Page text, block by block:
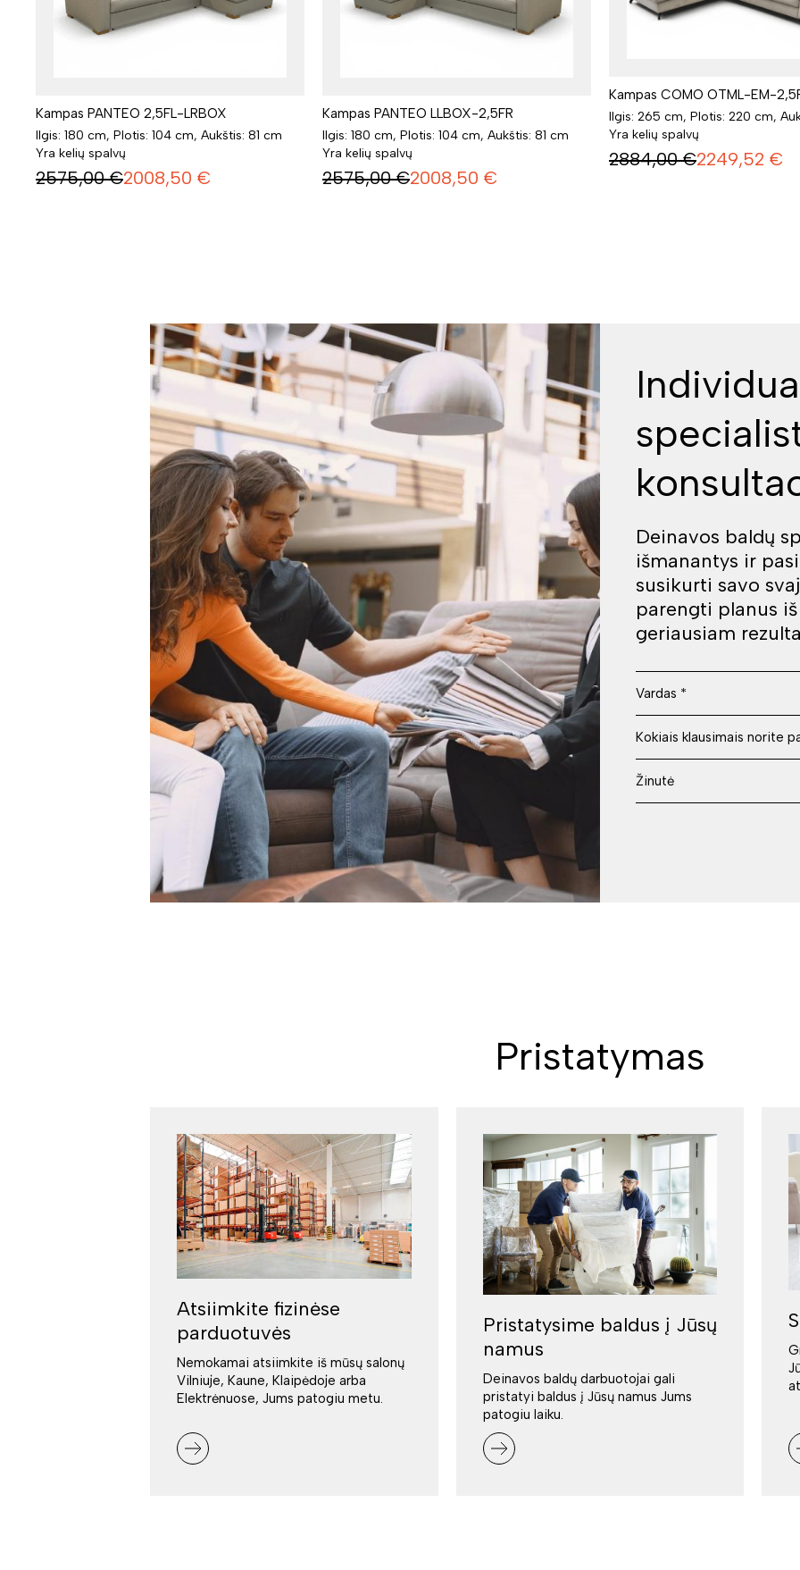
Kampas PANTEO 2,5FL-LRBOX
Ilgis: 180 cm, Plotis: 104 cm, Aukštis: 81 cm
Yra kelių spalvų
2575,00 €2008,50 €
Kampas PANTEO LLBOX-2,5FR
Ilgis: 180 cm, Plotis: 104 cm, Aukštis: 81 cm
Yra kelių spalvų
2575,00 €2008,50 €
Kampas COMO OTML-EM-
Ilgis: 265 cm, Plotis: 220 cm,
Yra kelių spalvų
2884,00 €2249,52 €
Deinavos baldų
išmanantys ir
susikurti savo
parengti planus
geriausiam
Pristatymas
Atsiimkite fizinėse
parduotuvės
Nemokamai atsiimkite iš mūsų salonų
Vilniuje, Kaune, Klaipėdoje arba
Elektrėnuose, Jums patogiu metu.
Pristatysime baldus į Jūsų
namus
Deinavos baldų darbuotojai gali
pristatyi baldus į Jūsų namus Jums
patogiu laiku.